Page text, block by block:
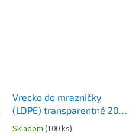
Vrecko do mrazničky
(LDPE) transparentné 20 x
30 cm 2L `M` [40 ks]
Skladom (100 ks)